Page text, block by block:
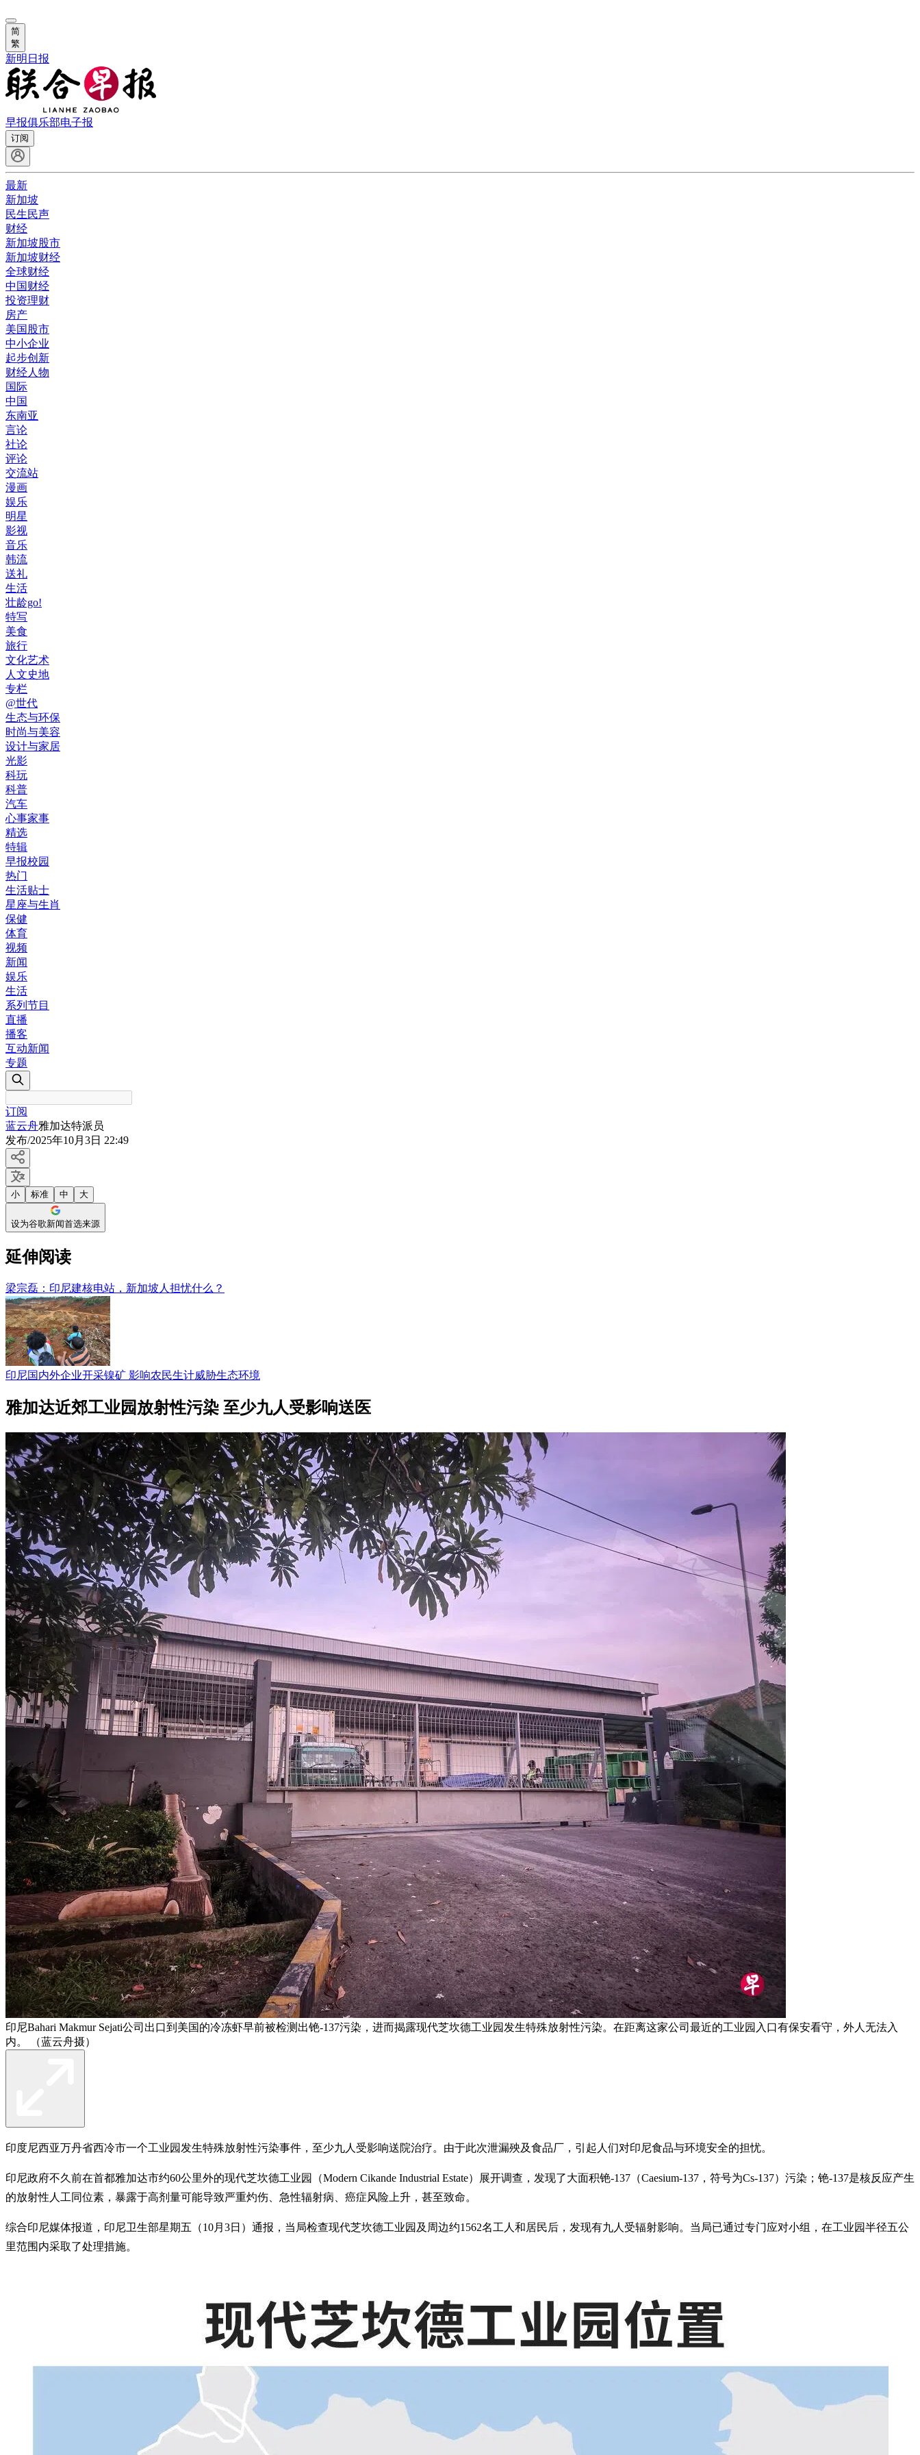
简
繁
新明日报
早报俱乐部电子报
订阅
最新
新加坡
民生民声
财经
新加坡股市
新加坡财经
全球财经
中国财经
投资理财
房产
美国股市
中小企业
起步创新
财经人物
国际
中国
东南亚
言论
社论
评论
交流站
漫画
娱乐
明星
影视
音乐
韩流
送礼
生活
壮龄go!
特写
美食
旅行
文化艺术
人文史地
专栏
@世代
生态与环保
时尚与美容
设计与家居
光影
科玩
科普
汽车
心事家事
精选
特辑
早报校园
热门
生活贴士
星座与生肖
保健
体育
视频
新闻
娱乐
生活
系列节目
直播
播客
互动新闻
专题
订阅
蓝云舟雅加达特派员
发布/2025年10月3日 22:49
小 标准 中 大
设为谷歌新闻首选来源
延伸阅读
梁宗磊：印尼建核电站，新加坡人担忧什么？
印尼国内外企业开采镍矿 影响农民生计威胁生态环境
雅加达近郊工业园放射性污染 至少九人受影响送医
印尼Bahari Makmur Sejati公司出口到美国的冷冻虾早前被检测出铯-137污染，进而揭露现代芝坎德工业园发生特殊放射性污染。在距离这家公司最近的工业园入口有保安看守，外人无法入
内。 （蓝云舟摄）
印度尼西亚万丹省西冷市一个工业园发生特殊放射性污染事件，至少九人受影响送院治疗。由于此次泄漏殃及食品厂，引起人们对印尼食品与环境安全的担忧。
印尼政府不久前在首都雅加达市约60公里外的现代芝坎德工业园（Modern Cikande Industrial Estate）展开调查，发现了大面积铯-137（Caesium-137，符号为Cs-137）污染；铯-137是核反应产生
的放射性人工同位素，暴露于高剂量可能导致严重灼伤、急性辐射病、癌症风险上升，甚至致命。
综合印尼媒体报道，印尼卫生部星期五（10月3日）通报，当局检查现代芝坎德工业园及周边约1562名工人和居民后，发现有九人受辐射影响。当局已通过专门应对小组，在工业园半径五公
里范围内采取了处理措施。